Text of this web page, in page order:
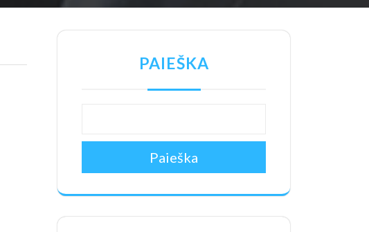
PAIEŠKA
Paieška